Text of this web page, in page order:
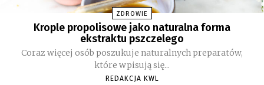
ZDROWIE
Krople propolisowe jako naturalna forma
ekstraktu pszczelego
Coraz więcej osób poszukuje naturalnych preparatów,
które wpisują się...
REDAKCJA KWL